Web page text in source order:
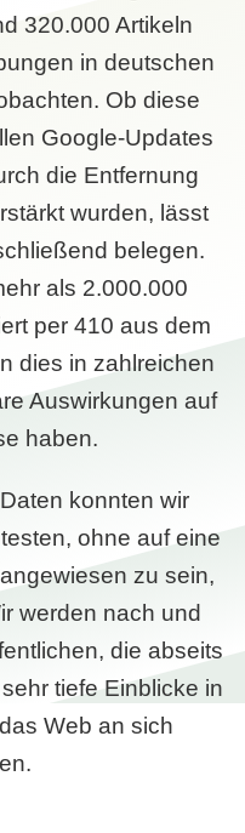
320.000 Artikeln
in deutschen
Ob diese
Google-Updates
die Entfernung
wurden, lässt
belegen.
als 2.000.000
per 410 aus dem
dies in zahlreichen
Auswirkungen auf
haben.
konnten wir
ohne auf eine
zu sein,
werden nach und
die abseits
tiefe Einblicke in
Web an sich